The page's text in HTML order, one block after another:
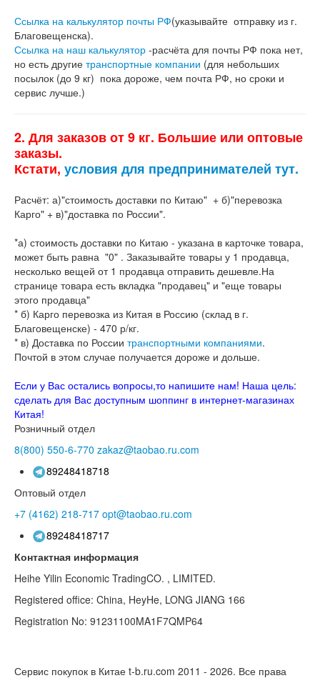
Ссылка на калькулятор почты РФ(указывайте отправку из г.
Благовещенска).
Ссылка на наш калькулятор -расчёта для почты РФ пока нет,
но есть другие транспортные компании (для небольших
посылок (до 9 кг) пока дороже, чем почта РФ, но сроки и
сервис лучше.)
2. Для заказов от 9 кг. Большие или оптовые
заказы.
Кстати, условия для предпринимателей тут.
Расчёт: а)"стоимость доставки по Китаю" + б)"перевозка
Карго" + в)"доставка по России".
*а) стоимость доставки по Китаю - указана в карточке товара,
может быть равна "0" . Заказывайте товары у 1 продавца,
несколько вещей от 1 продавца отправить дешевле.На
странице товара есть вкладка "продавец" и "еще товары
этого продавца"
* б) Карго перевозка из Китая в Россию (склад в г.
Благовещенске) - 470 р/кг.
* в) Доставка по России транспортными компаниями.
Почтой в этом случае получается дороже и дольше.
Если у Вас остались вопросы,то напишите нам! Наша цель:
сделать для Вас доступным шоппинг в интернет-магазинах
Китая!
Розничный отдел
8(800) 550-6-770 zakaz@taobao.ru.com
89248418718
Оптовый отдел
+7 (4162) 218-717 opt@taobao.ru.com
89248418717
Контактная информация
Heihe Yilin Economic TradingCO. , LIMITED.
Registered office: China, HeyHe, LONG JIANG 166
Registration No: 91231100MA1F7QMP64
Сервис покупок в Китае t-b.ru.com 2011 - 2026. Все права